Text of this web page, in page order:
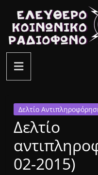
περιεχόμενο
ελεύθερο
1431AM
Δελτίο
Δελτίο
02-2015)